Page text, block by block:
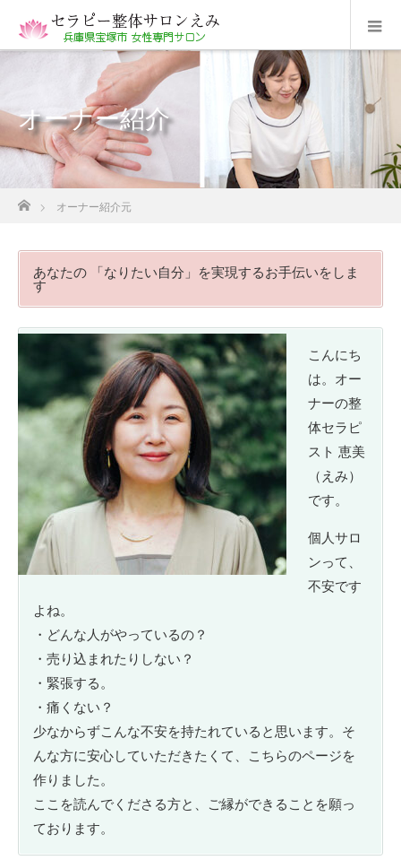
オーナー紹介
オーナー紹介元
あなたの 「なりたい自分」を実現するお手伝いをしま
す
こんにち
は。オー
ナーの整
体セラピ
スト 恵美
（えみ）
です。
個人サロ
ンって、
不安です
よね。
・どんな人がやっているの？
・売り込まれたりしない？
・緊張する。
・痛くない？
少なからずこんな不安を持たれていると思います。そ
んな方に安心していただきたくて、こちらのページを
作りました。
ここを読んでくださる方と、ご縁ができることを願っ
ております。